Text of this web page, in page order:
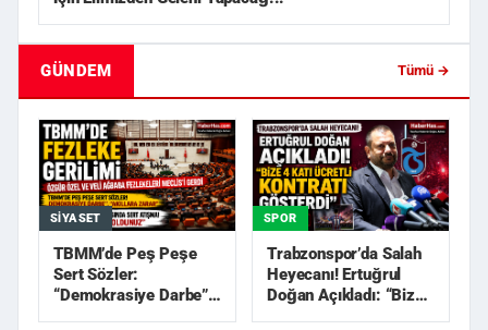
GÜNDEM Tümü →
SIYASET
TBMM’de Peş Peşe
Sert Sözler:
“Demokrasiye Darbe”,
SPOR
Trabzonspor’da Salah
Heyecanı! Ertuğrul
Doğan Açıkladı: “Bize